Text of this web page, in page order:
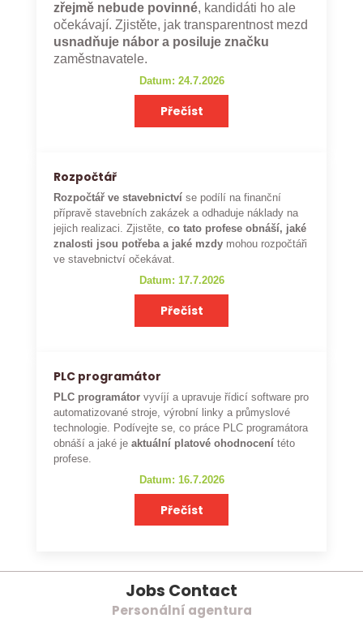
zřejmě nebude povinné, kandidáti ho ale
očekávají. Zjistěte, jak transparentnost mezd
usnadňuje nábor a posiluje značku
zaměstnavatele.
Datum: 24.7.2026
Přečíst
Rozpočtář
Rozpočtář ve stavebnictví se podílí na finanční
přípravě stavebních zakázek a odhaduje náklady na
jejich realizaci. Zjistěte,co tato profese obnáší, jaké
znalosti jsou potřeba a jaké mzdy mohou rozpočtáři
ve stavebnictví očekávat.
Datum: 17.7.2026
Přečíst
PLC programátor
PLC programátor vyvíjí a upravuje řídicí software pro
automatizované stroje, výrobní linky a průmyslové
technologie. Podívejte se, co práce PLC programátora
obnáší a jaké je aktuální platové ohodnocení této
profese.
Datum: 16.7.2026
Přečíst
Jobs Contact
Personální agentura